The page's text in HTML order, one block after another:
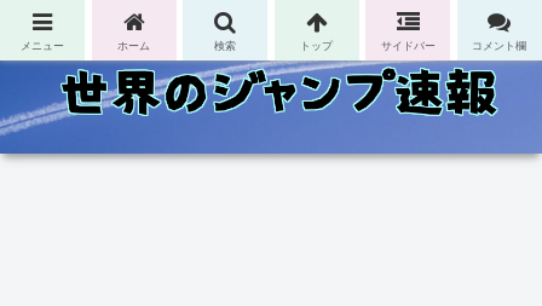
コンテンツへスキップ
メニュー ホーム 検索 トップ サイドバー コメント欄